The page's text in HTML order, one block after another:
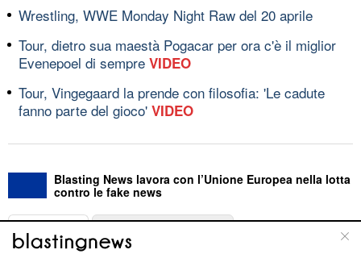
Wrestling, WWE Monday Night Raw del 20 aprile
Tour, dietro sua maestà Pogacar per ora c'è il miglior
Evenepoel di sempre VIDEO
Tour, Vingegaard la prende con filosofia: 'Le cadute
fanno parte del gioco' VIDEO
Blasting News lavora con l’Unione Europea nella lotta
contro le fake news
ABOUT